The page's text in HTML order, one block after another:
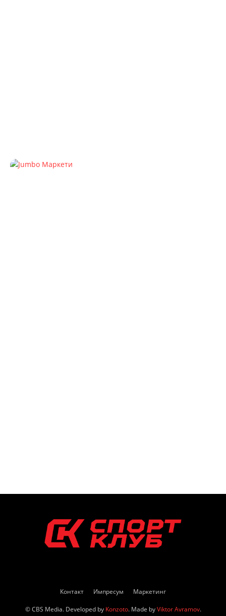
Контакт Импресум Маркетинг
© CBS Media. Developed by Konzoto. Made byViktor Avramov.